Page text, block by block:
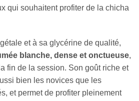
qui souhaitent profiter de la chicha
et à sa glycérine de qualité,
blanche, dense et onctueuse,
fin de la session. Son goût riche et
bien les novices que les
et permet de profiter pleinement